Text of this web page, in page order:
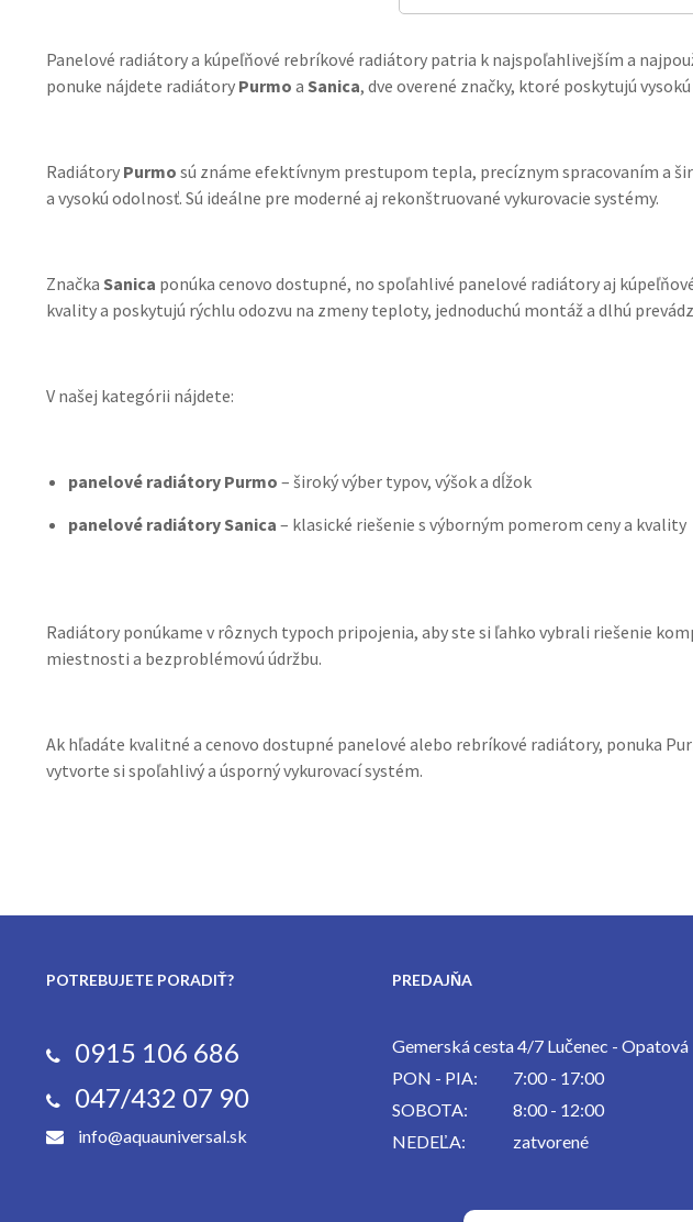
Panelové radiátory a kúpeľňové rebríkové radiátory patria k najspoľahlivejším a
ponuke nájdete radiátory Purmo a Sanica, dve overené značky, ktoré poskytujú
Radiátory Purmo sú známe efektívnym prestupom tepla, precíznym spracovaním a
a vysokú odolnosť. Sú ideálne pre moderné aj rekonštruované vykurovacie systémy.
Značka Sanica ponúka cenovo dostupné, no spoľahlivé panelové radiátory aj
kvality a poskytujú rýchlu odozvu na zmeny teploty, jednoduchú montáž a dlhú
V našej kategórii nájdete:
panelové radiátory Purmo – široký výber typov, výšok a dĺžok
panelové radiátory Sanica – klasické riešenie s výborným pomerom ceny a kvality
Radiátory ponúkame v rôznych typoch pripojenia, aby ste si ľahko vybrali riešenie
miestnosti a bezproblémovú údržbu.
Ak hľadáte kvalitné a cenovo dostupné panelové alebo rebríkové radiátory, ponuka
vytvorte si spoľahlivý a úsporný vykurovací systém.
POTREBUJETE PORADIŤ?
0915 106 686
047/432 07 90
info@aquauniversal.sk
PREDAJŇA
Gemerská cesta 4/7 Lučenec - Opatová
PON - PIA:
7:00 - 17:00
SOBOTA:
8:00 - 12:00
NEDEĽA:
zatvorené